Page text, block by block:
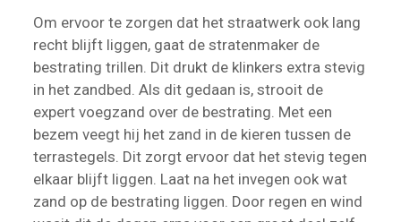
Om ervoor te zorgen dat het straatwerk ook lang
recht blijft liggen, gaat de stratenmaker de
bestrating trillen. Dit drukt de klinkers extra stevig
in het zandbed. Als dit gedaan is, strooit de
expert voegzand over de bestrating. Met een
bezem veegt hij het zand in de kieren tussen de
terrastegels. Dit zorgt ervoor dat het stevig tegen
elkaar blijft liggen. Laat na het invegen ook wat
zand op de bestrating liggen. Door regen en wind